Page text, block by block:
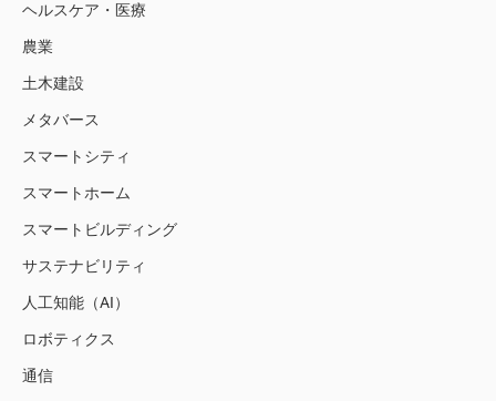
ヘルスケア・医療
農業
土木建設
メタバース
スマートシティ
スマートホーム
スマートビルディング
サステナビリティ
人工知能（AI）
ロボティクス
通信